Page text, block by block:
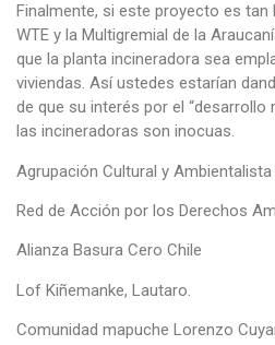
Finalmente, si este proyecto es
WTE y la Multigremial de la
que la planta incineradora sea
viviendas. Así ustedes estarían
de que su interés por el “desarrollo
las incineradoras son inocuas.
Agrupación Cultural y
Red de Acción por los Derechos
Alianza Basura Cero Chile
Lof Kiñemanke, Lautaro.
Comunidad mapuche Lorenzo